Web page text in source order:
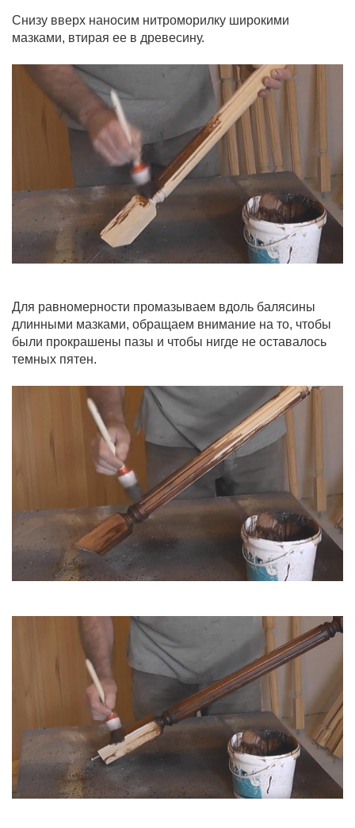
Снизу вверх наносим нитроморилку широкими
мазками, втирая ее в древесину.
Для равномерности промазываем вдоль балясины
длинными мазками, обращаем внимание на то, чтобы
были прокрашены пазы и чтобы нигде не оставалось
темных пятен.